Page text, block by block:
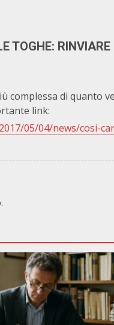
TOGHE:
complessa di quanto
link:
05/04/news/cosi-